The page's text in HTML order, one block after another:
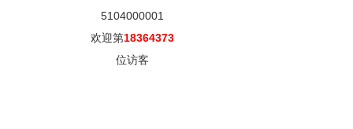
5104000001
欢迎第18364373
位访客